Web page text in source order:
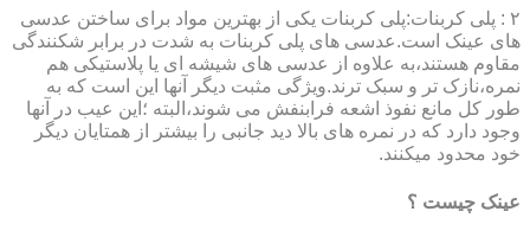
۲ : پلی کربنات:پلی کربنات یکی از بهترین مواد برای ساختن عدسی
های عینک است.عدسی های پلی کربنات به شدت در برابر شکنندگی
مقاوم هستند،به علاوه از عدسی های شیشه ای یا پلاستیکی هم
نمره،نازک تر و سبک ترند.ویژگی مثبت دیگر آنها این است که به
طور کل مانع نفوذ اشعه فرابنفش می شوند،البته ؛این عیب در آنها
وجود دارد که در نمره های بالا دید جانبی را بیشتر از همتایان دیگر
خود محدود میکنند.
عینک چیست ؟